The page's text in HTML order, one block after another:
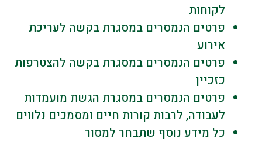
לקוחות
פרטים הנמסרים במסגרת בקשה לעריכת
אירוע
פרטים הנמסרים במסגרת בקשה להצטרפות
כזכיין
פרטים הנמסרים במסגרת הגשת מועמדות
לעבודה, לרבות קורות חיים ומסמכים נלווים
כל מידע נוסף שתבחר למסור